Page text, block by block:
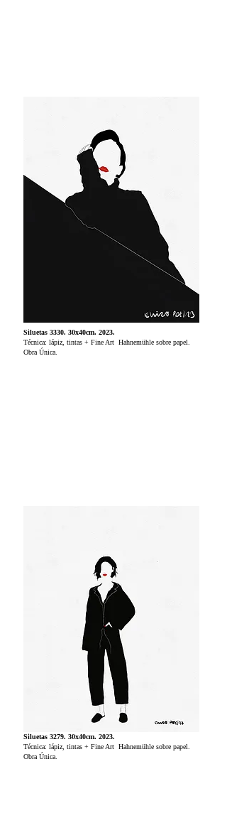
Siluetas 3330. 30x40cm. 2023.
Técnica: lápiz, tintas + Fine Art Hahnemühle sobre papel.
Obra Única.
Siluetas 3279. 30x40cm. 2023.
Técnica: lápiz, tintas + Fine Art Hahnemühle sobre papel.
Obra Única.